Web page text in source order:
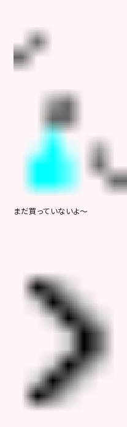
まだ買っていないよ～